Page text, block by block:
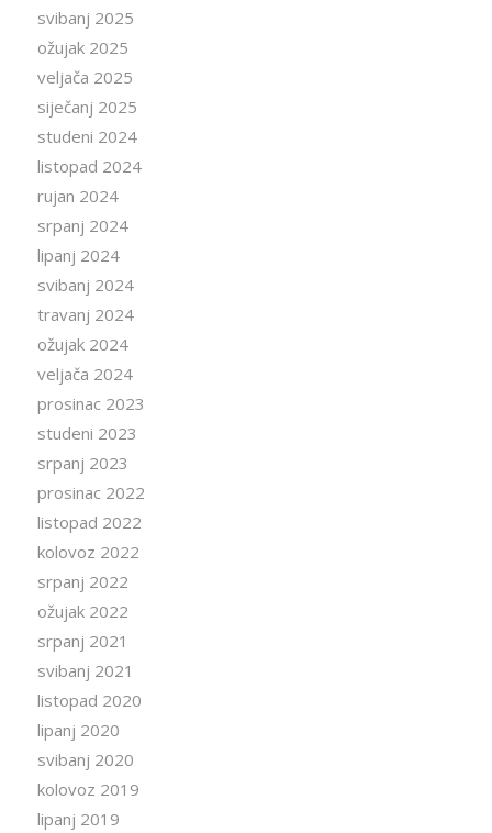
svibanj 2025
ožujak 2025
veljača 2025
siječanj 2025
studeni 2024
listopad 2024
rujan 2024
srpanj 2024
lipanj 2024
svibanj 2024
travanj 2024
ožujak 2024
veljača 2024
prosinac 2023
studeni 2023
srpanj 2023
prosinac 2022
listopad 2022
kolovoz 2022
srpanj 2022
ožujak 2022
srpanj 2021
svibanj 2021
listopad 2020
lipanj 2020
svibanj 2020
kolovoz 2019
lipanj 2019